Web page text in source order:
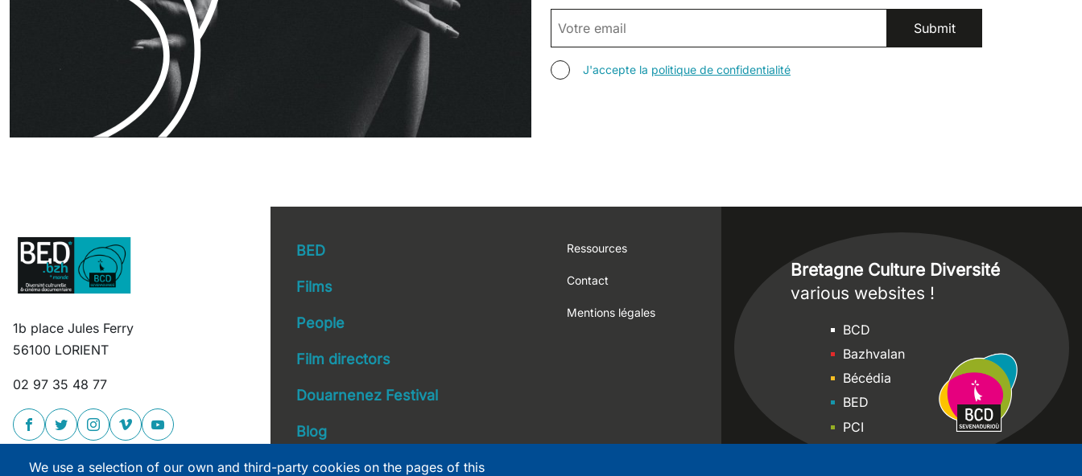
EMAIL
AGREE TERMS
J'accepte la politique de confidentialité
1b place Jules Ferry
56100 LORIENT
02 97 35 48 77
Main navigation
BED
Films
People
Film directors
Douarnenez Festival
Blog
Footer
Ressources
Contact
Mentions légales
Bretagne Culture Diversité
various websites !
SitesBCD
Bazhvalan
Bécédia
BED
PCI
We use a selection of our own and third-party cookies on the pages of this